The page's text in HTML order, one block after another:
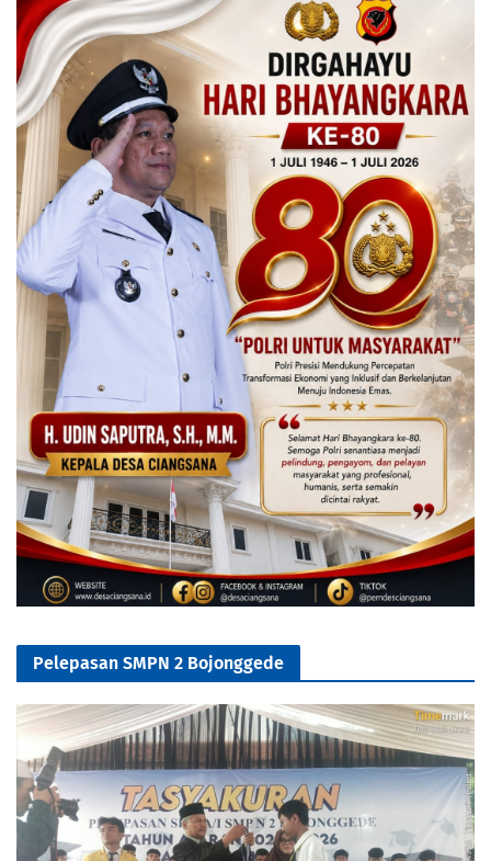
Pelepasan SMPN 2 Bojonggede